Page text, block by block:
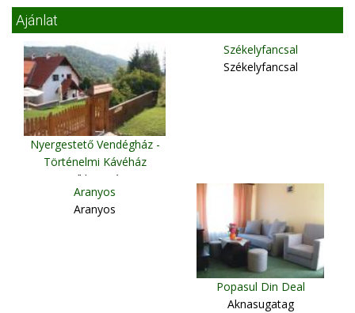
Ajánlat
Nyergestető Vendégház -
Történelmi Kávéház
Csíkkozmás
Székelyfancsal
Székelyfancsal
Aranyos
Aranyos
Popasul Din Deal
Aknasugatag